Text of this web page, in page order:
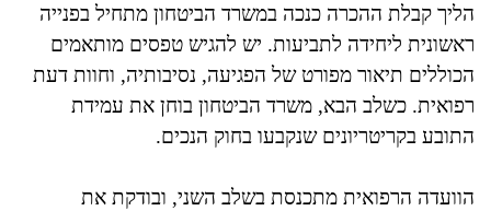
הליך קבלת ההכרה כנכה במשרד הביטחון מתחיל בפנייה
ראשונית ליחידה לתביעות. יש להגיש טפסים מותאמים
הכוללים תיאור מפורט של הפגיעה, נסיבותיה, וחוות דעת
רפואית. כשלב הבא, משרד הביטחון בוחן את עמידת
התובע בקריטריונים שנקבעו בחוק הנכים.
הוועדה הרפואית מתכנסת בשלב השני, ובודקת את